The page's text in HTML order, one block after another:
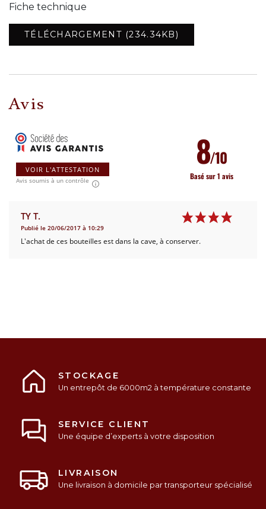
Fiche technique
TÉLÉCHARGEMENT (234.34KB)
Avis
VOIR L'ATTESTATION
Avis soumis à un contrôle
8/10
Basé sur 1 avis
TY T.
Publié le 20/06/2017 à 10:29
L'achat de ces bouteilles est dans la cave, à conserver.
STOCKAGE
Un entrepôt de 6000m2 à température constante
SERVICE CLIENT
Une équipe d’experts à votre disposition
LIVRAISON
Une livraison à domicile par transporteur spécialisé